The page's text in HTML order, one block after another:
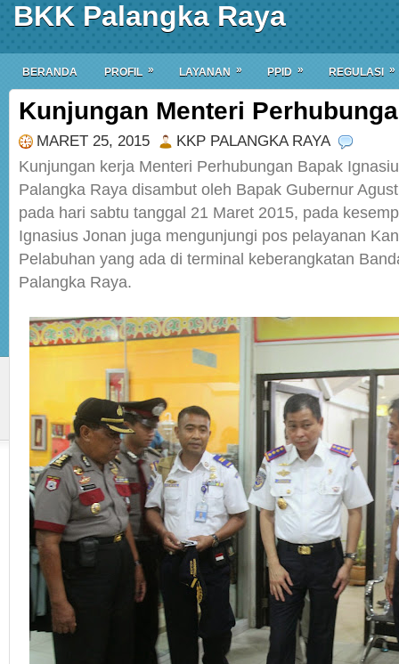
BKK Palangka Raya
BERANDA PROFIL » LAYANAN » PPID » REGULASI »
Kunjungan Menteri
MARET 25, 2015 KKP PALANGKA RAYA
Kunjungan kerja Menteri Perhubungan Bapak
Palangka Raya disambut oleh Bapak Gubernur
pada hari sabtu tanggal 21 Maret 2015, pada
Ignasius Jonan juga mengunjungi pos pelayanan
Pelabuhan yang ada di terminal keberangkatan
Palangka Raya.